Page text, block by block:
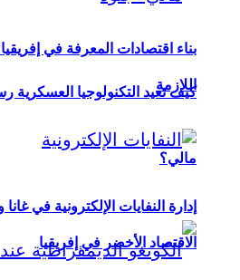
كيف تعيد التكنولوجيا العسكرية
مالي؟
بناء اقتصادات المعرفة في
اللازمة
إدارة النفايات الإلكترونية في
الاقتصاد الأخضر في إفريقيا